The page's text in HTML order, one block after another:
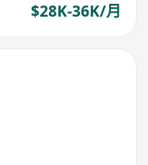
$28K-36K/月